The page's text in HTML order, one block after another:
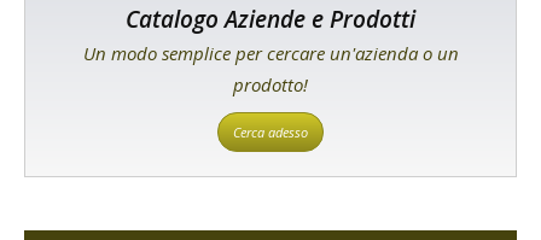
Catalogo Aziende e Prodotti
Un modo semplice per cercare un'azienda o un
prodotto!
Cerca adesso